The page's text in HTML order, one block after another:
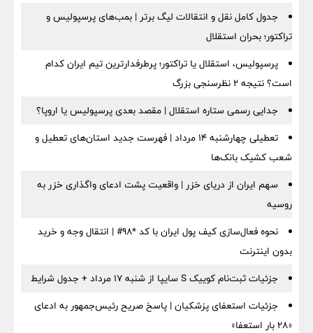
جدول کامل نقل و انتقالات لیگ برتر | بمب‌های پرسپولیس و
تراکتور؛ بحران استقلال
پرسپولیس، استقلال یا تراکتور؛ پرطرفدارترین تیم ایران کدام
است؟ نتیجه ۲ نظرسنجی بزرگ
جدایی رسمی ستاره استقلال | مقصد بعدی پرسپولیس یا اروپا؟
تعطیلی چهارشنبه ۱۴ مرداد | فهرست جدید استان‌های تعطیل و
شعب کشیک بانک‌ها
سهم ایران از دریای خزر | واقعیت پشت ادعای واگذاری خزر به
روسیه
نحوه فعال‌سازی کیف پول ایران با کد *98# | انتقال وجه و خرید
بدون اینترنت
جزئیات ثبت‌نام کوییک S سایپا از شنبه ۱۷ مرداد + جدول شرایط
جزئیات استعفای پزشکیان | پاسخ صریح رئیس‌جمهور به ادعای
«۲۸ بار استعفا»